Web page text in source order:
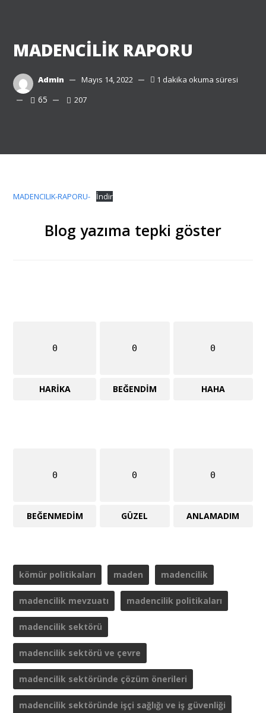
MADENCİLİK RAPORU
Admin Mayıs 14, 2022 1 dakika okuma süresi
65 207
MADENCILIK-RAPORU- İndir
Blog yazıma tepki göster
0
HARIKA
0
BEĞENDIM
0
HAHA
0
BEĞENMEDIM
0
GÜZEL
0
ANLAMADIM
kömür politikaları maden madencilik
madencilik mevzuatı madencilik politikaları
madencilik sektörü
madencilik sektörü ve çevre
madencilik sektöründe çözüm önerileri
madencilik sektöründe işçi sağlığı ve iş güvenliği